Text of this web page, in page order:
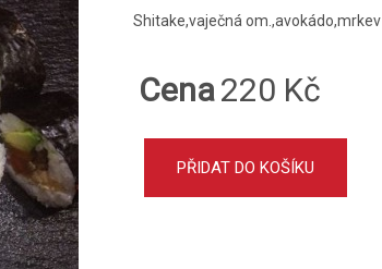
Shitake,vaječná om.,avokádo,mrkev
Cena220 Kč